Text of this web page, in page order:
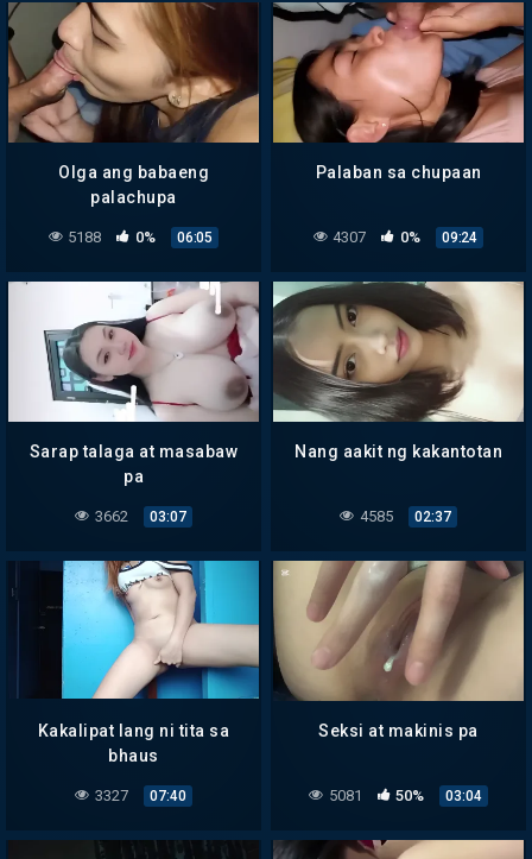
Olga ang babaeng
palachupa
5188 0% 06:05
Palaban sa chupaan
4307 0% 09:24
Sarap talaga at masabaw
pa
3662 03:07
Nang aakit ng kakantotan
4585 02:37
Kakalipat lang ni tita sa
bhaus
3327 07:40
Seksi at makinis pa
5081 50% 03:04